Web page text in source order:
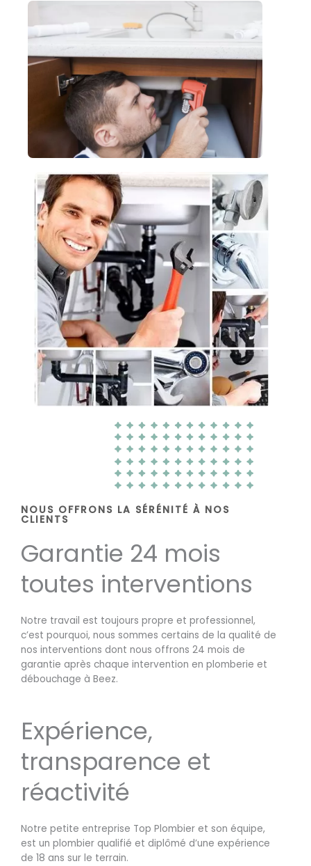
NOUS OFFRONS LA SÉRÉNITÉ À NOS
CLIENTS
Garantie 24 mois
toutes interventions
Notre travail est toujours propre et professionnel,
c’est pourquoi, nous sommes certains de la qualité de
nos interventions dont nous offrons 24 mois de
garantie après chaque intervention en plomberie et
débouchage à Beez.
Expérience,
transparence et
réactivité
Notre petite entreprise Top Plombier et son équipe,
est un plombier qualifié et diplômé d’une expérience
de 18 ans sur le terrain.